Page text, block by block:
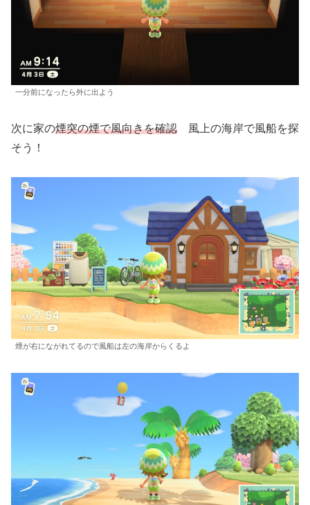
一分前になったら外に出よう
次に家の煙突の煙で風向きを確認 風上の海岸で風船を探
そう！
煙が右にながれてるので風船は左の海岸からくるよ